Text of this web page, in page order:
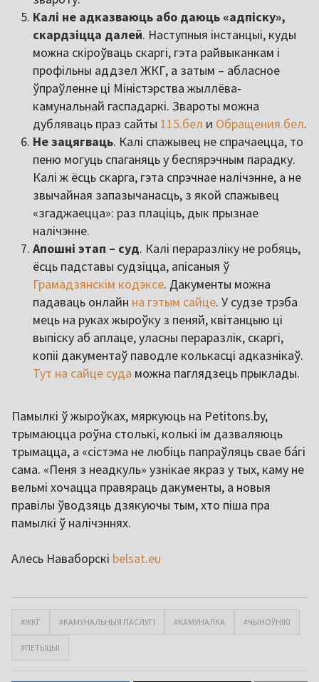
Калі не адказваюць або даюць «адпіску»,
скардзіцца далей. Наступныя інстанцыі, куды
можна скіроўваць скаргі, гэта райвыканкам і
профільны аддзел ЖКГ, а затым – абласное
ўпраўленне ці Міністэрства жыллёва-
камунальнай гаспадаркі. Звароты можна
дубляваць праз сайты 115.бел и Обращения.бел.
Не зацягваць. Калі спажывец не спрачаецца, то
пеню могуць спаганяць у беспярэчным парадку.
Калі ж ёсць скарга, гэта спрэчнае налічэнне, а не
звычайная запазычанасць, з якой спажывец
«згаджаецца»: раз плаціць, дык прызнае
налічэнне.
Апошні этап – суд. Калі пераразліку не робяць,
ёсць падставы судзіцца, апісаныя ў
Грамадзянскім кодэксе. Дакументы можна
падаваць онлайн на гэтым сайце. У судзе трэба
мець на руках жыроўку з пеняй, квітанцыю ці
выпіску аб аплаце, уласны пераразлік, скаргі,
копіі дакументаў паводле колькасці адказнікаў.
Тут на сайце суда можна паглядзець прыклады.
Памылкі ў жыроўках, мяркуюць на Petitons.by,
трымаюцца роўна столькі, колькі ім дазваляюць
трымацца, а «сістэма не любіць папраўляць свае бáгі
сама. «Пеня з неадкуль» узнікае якраз у тых, каму не
вельмі хочацца правяраць дакументы, а новыя
правілы ўводзяць дзякуючы тым, хто піша пра
памылкі ў налічэннях.
Алесь Наваборскі belsat.eu
#ЖКГ #КАМУНАЛЬНЫЯ ПАСЛУГІ #КАМУНАЛКА #ЧЫНОЎНІКІ
#ПЕТЫЦЫІ